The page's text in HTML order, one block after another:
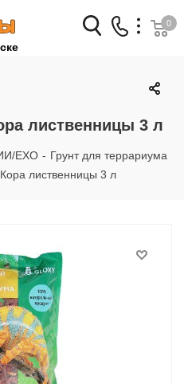
Заказать звонок
79-04-04
959-88-32
0
лиственницы 3 л
EXO - Грунт для террариума
лиственницы 3 л